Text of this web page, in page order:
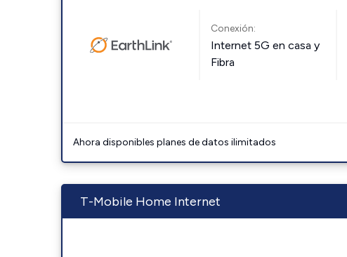
Conexión:
Internet 5G en casa y
Fibra
Ahora disponibles planes de datos ilimitados
T-Mobile Home Internet